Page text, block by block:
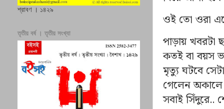
ওই তো ওরা
পাড়ায় খবরটা
কতই বা বয়স
মৃত্যু ঘটবে
গেলেন
সবাই সিঁদুরে..
শ্রাবণ । ১৪২৯
তৃতীয় বর্ষ । তৃতীয় সংখ্যা